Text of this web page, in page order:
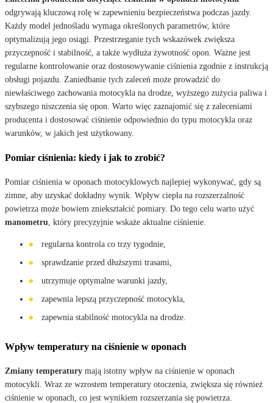
odgrywają kluczową rolę w zapewnieniu bezpieczeństwa podczas jazdy.
Każdy model jednośladu wymaga określonych parametrów, które
optymalizują jego osiągi. Przestrzeganie tych wskazówek zwiększa
przyczepność i stabilność, a także wydłuża żywotność opon. Ważne jest
regularne kontrolowanie oraz dostosowywanie ciśnienia zgodnie z instrukcją
obsługi pojazdu. Zaniedbanie tych zaleceń może prowadzić do
niewłaściwego zachowania motocykla na drodze, wyższego zużycia paliwa i
szybszego niszczenia się opon. Warto więc zaznajomić się z zaleceniami
producenta i dostosować ciśnienie odpowiednio do typu motocykla oraz
warunków, w jakich jest użytkowany.
Pomiar ciśnienia: kiedy i jak to zrobić?
Pomiar ciśnienia w oponach motocyklowych najlepiej wykonywać, gdy są
zimne, aby uzyskać dokładny wynik. Wpływ ciepła na rozszerzalność
powietrza może bowiem zniekształcić pomiary. Do tego celu warto użyć
manometru , który precyzyjnie wskaże aktualne ciśnienie.
regularna kontrola co trzy tygodnie,
sprawdzanie przed dłuższymi trasami,
utrzymuje optymalne warunki jazdy,
zapewnia lepszą przyczepność motocykla,
zapewnia stabilność motocykla na drodze.
Wpływ temperatury na ciśnienie w oponach
Zmiany temperatury mają istotny wpływ na ciśnienie w oponach
motocykli. Wraz ze wzrostem temperatury otoczenia, zwiększa się również
ciśnienie w oponach, co jest wynikiem rozszerzania się powietrza.